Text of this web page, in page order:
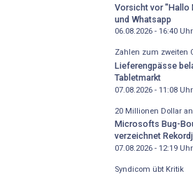
Vorsicht vor "Hallo
und Whatsapp
06.08.2026 - 16:40Uhr
Zahlen zum zweiten
Lieferengpässe
Tabletmarkt
07.08.2026 - 11:08Uhr
20 Millionen Dollar
Microsofts Bug-
verzeichnet
07.08.2026 - 12:19Uhr
Syndicom übt Kritik